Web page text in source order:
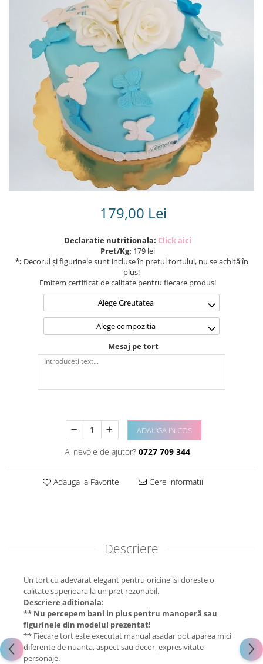
Torturi in frosting- crema pentru
Torturi cu flori
Tortulețe 1.7 kg - 2 kg
179,00 Lei
Declaratie nutritionala: Click aici
Pret/Kg: 179 lei
*: Decorul și figurinele sunt incluse în prețul tortului, nu se achită în
plus!
Emitem certificat de calitate pentru fiecare produs!
Alege Greutatea
Alege compozitia
Mesaj pe tort
ADAUGA IN COS
Ai nevoie de ajutor? 0727 709 344
Adauga la Favorite Cere informatii
Descriere
Un tort cu adevarat elegant pentru oricine isi doreste o
calitate superioara la un pret rezonabil.
Descriere aditionala:
** Nu percepem bani in plus pentru manoperă sau
figurinele din modelul prezentat!
** Fiecare tort este executat manual asadar pot aparea mici
diferente de nuanta, aspect sau decor, expresivitate
personaje.